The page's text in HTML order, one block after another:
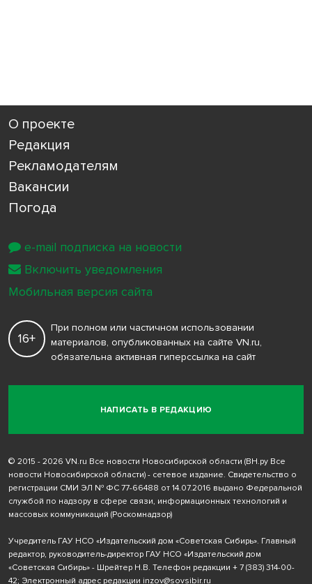
О проекте
Редакция
Рекламодателям
Вакансии
Погода
НАПИСАТЬ В РЕДАКЦИЮ
16+
При полном или частичном использовании
материалов, опубликованных на сайте VN.ru,
обязательна активная гиперссылка на сайт
© 2015 - 2026 VN.ru Все новости Новосибирской области (ВН.ру Все
новости Новосибирской области) - сетевое издание. Свидетельство о
регистрации СМИ ЭЛ № ФС 77-66488 от 14.07.2016 выдано Федеральной
службой по надзору в сфере связи, информационных технологий и
массовых коммуникаций (Роскомнадзор)
Учредитель ГАУ НСО «Издательский дом «Советская Сибирь». Главный
редактор, руководитель-директор ГАУ НСО «Издательский дом
«Советская Сибирь» - Шрейтер Н.В. Телефон редакции + 7 (383) 314-00-
42; Электронный адрес редакции inzov@sovsibir.ru
e-mail подписка на новости
Включить уведомления
Мобильная версия сайта